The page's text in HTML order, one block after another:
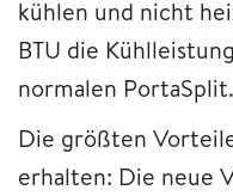
kühlen und nicht
BTU die
normalen PortaSplit.
Die größten
erhalten: Die neue